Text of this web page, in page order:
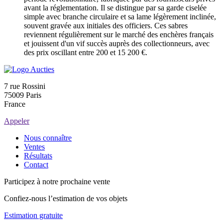
avant la réglementation. Il se distingue par sa garde ciselée
simple avec branche circulaire et sa lame légèrement inclinée,
souvent gravée aux initiales des officiers. Ces sabres
reviennent régulièrement sur le marché des enchères français
et jouissent d'un vif succès auprès des collectionneurs, avec
des prix oscillant entre 200 et 15 200 €.
7 rue Rossini
75009 Paris
France
Appeler
Nous connaître
Ventes
Résultats
Contact
Participez à notre prochaine vente
Confiez-nous l’estimation de vos objets
Estimation gratuite